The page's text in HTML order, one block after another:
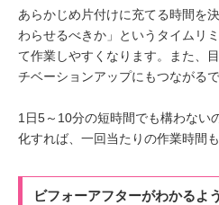
あらかじめ片付けに充てる時間を
わらせるべきか」というタイムリ
て作業しやすくなります。また、
チベーションアップにもつながるで
1日5～10分の短時間でも構わない
化すれば、一回当たりの作業時間
ビフォーアフターがわかるよ